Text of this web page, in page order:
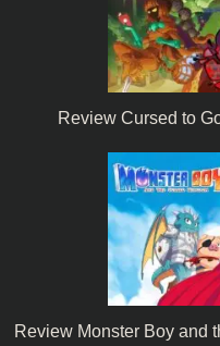
Review Cursed to
Review Monster Boy and